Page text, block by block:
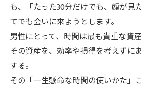
も、「たった30分だけでも、顔が見
てでも会いに来ようとします。
男性にとって、時間は最も貴重な資産
その資産を、効率や損得を考えずに
する。
その「一生懸命な時間の使いかた」